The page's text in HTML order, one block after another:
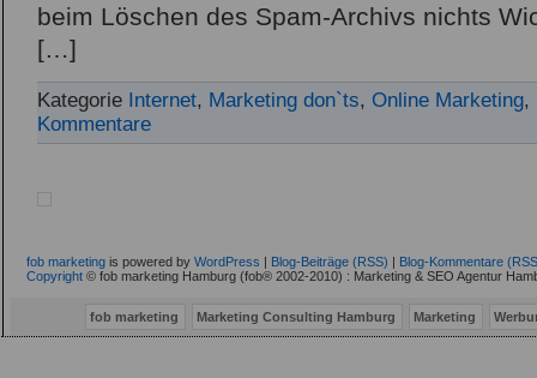
beim Löschen des Spam-Archivs nichts
[…]
Kategorie Internet, Marketing don`ts, Online Marketing,
Kommentare
fob marketing is powered by WordPress | Blog-Beiträge (RSS) | Blog-Kommentare
Copyright © fob marketing Hamburg (fob® 2002-2010) : Marketing & SEO Agentur
fob marketing Marketing Consulting Hamburg Marketing